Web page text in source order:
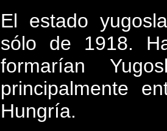
El estado
sólo de 1918.
formarían
principalmente
Hungría.